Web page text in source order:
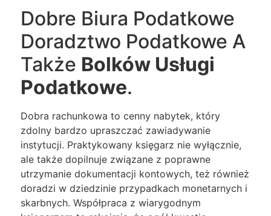
Dobre Biura Podatkowe
Doradztwo Podatkowe A
Także Bolków Usługi
Podatkowe.
Dobra rachunkowa to cenny nabytek, który
zdolny bardzo upraszczać zawiadywanie
instytucji. Praktykowany księgarz nie wyłącznie,
ale także dopilnuje związane z poprawne
utrzymanie dokumentacji kontowych, też również
doradzi w dziedzinie przypadkach monetarnych i
skarbnych. Współpraca z wiarygodnym